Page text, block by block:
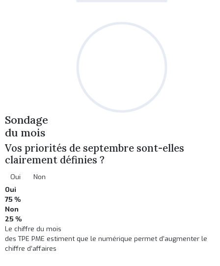
Sondage
du mois
Vos priorités de septembre sont-elles
clairement définies ?
Oui
Non
Oui
75 %
Non
25 %
Le chiffre du mois
des TPE PME estiment que le numérique permet d’augmenter le
chiffre d’affaires